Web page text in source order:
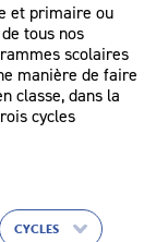
et primaire ou
tous nos
scolaires
manière de faire
classe, dans la
cycles
CYCLES